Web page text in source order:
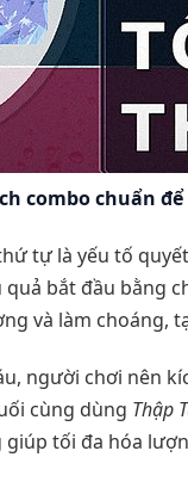
combo chuẩn
tự là yếu tố
bắt đầu bằng
và làm choáng,
người chơi nên
cùng dùng Thập
tối đa hóa